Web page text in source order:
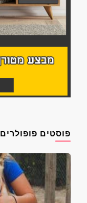
פוסטים פופולרים